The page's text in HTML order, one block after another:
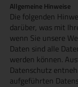
Allgemeine Hinweise
Die folgenden
darüber, was mit
wenn Sie unsere
Daten sind alle
werden können.
Datenschutz
aufgeführten